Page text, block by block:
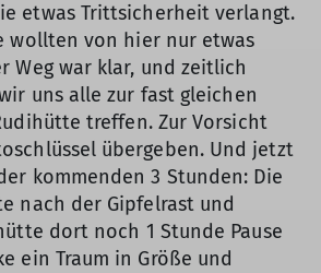
etwas Trittsicherheit verlangt.
wollten von hier nur etwas
Weg war klar, und zeitlich
uns alle zur fast gleichen
treffen. Zur Vorsicht
übergeben. Und jetzt
kommenden 3 Stunden: Die
nach der Gipfelrast und
dort noch 1 Stunde Pause
ein Traum in Größe und